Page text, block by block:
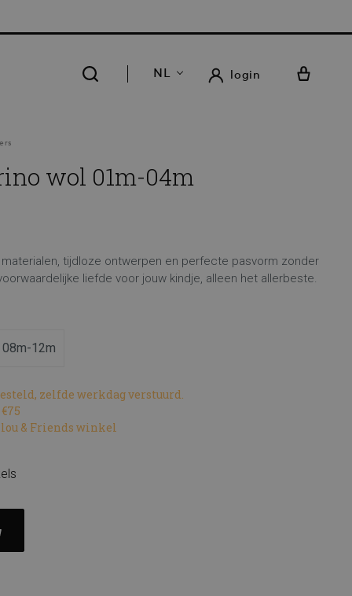
NL login
wol 01m-04m
tijdloze ontwerpen en perfecte pasvorm zonder
liefde voor jouw kindje, alleen het allerbeste.
08m-12m
zelfde werkdag verstuurd.
& Friends winkel